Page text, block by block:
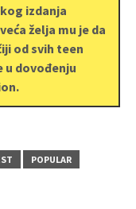
izdanja
želja mu je da
od svih teen
u dovođenju
POPULAR